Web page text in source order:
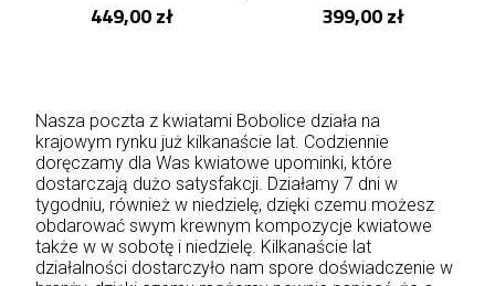
449,00 zł 399,00 zł
Nasza poczta z kwiatami Bobolice działa na
krajowym rynku już kilkanaście lat. Codziennie
doręczamy dla Was kwiatowe upominki, które
dostarczają dużo satysfakcji. Działamy 7 dni w
tygodniu, również w niedzielę, dzięki czemu możesz
obdarować swym krewnym kompozycje kwiatowe
także w w sobotę i niedzielę. Kilkanaście lat
działalności dostarczyło nam spore doświadczenie w